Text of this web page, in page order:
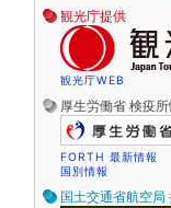
観光庁提供
観光庁WEB
厚生労働省 検疫
FORTH 最新情報
国別情報
国土交通省航空局